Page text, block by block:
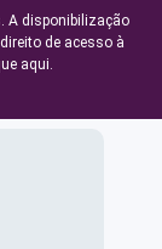
A disponibilização
de acesso à
aqui.